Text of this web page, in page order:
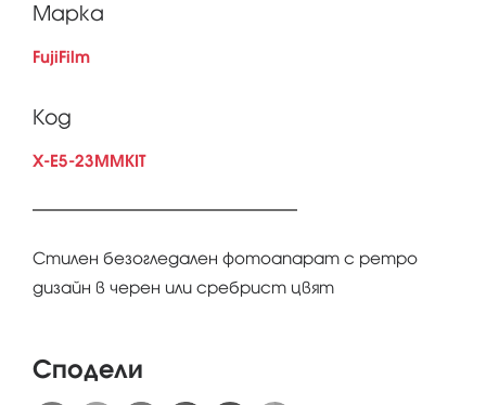
Марка
FujiFilm
Код
X-E5-23MMKIT
Стилен безогледален фотоапарат с ретро
дизайн в черен или сребрист цвят
Сподели